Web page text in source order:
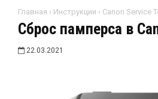
Главная › Инструкции › Canon Service
Сброс памперса в
22.03.2021